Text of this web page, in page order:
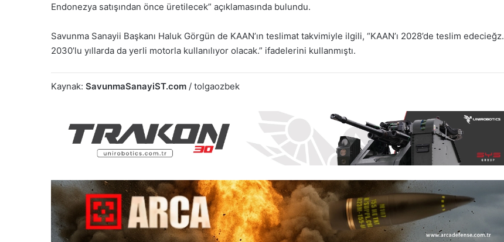
Endonezya satışından önce üretilecek” açıklamasında bulundu.
Savunma Sanayii Başkanı Haluk Görgün de KAAN’ın teslimat takvimiyle ilgili, “KAAN’ı 2028’de teslim edecieğz.
2030’lu yıllarda da yerli motorla kullanılıyor olacak.” ifadelerini kullanmıştı.
Kaynak: SavunmaSanayiST.com / tolgaozbek